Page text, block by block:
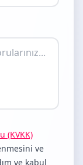
(KVKK)
ve
ve kabul